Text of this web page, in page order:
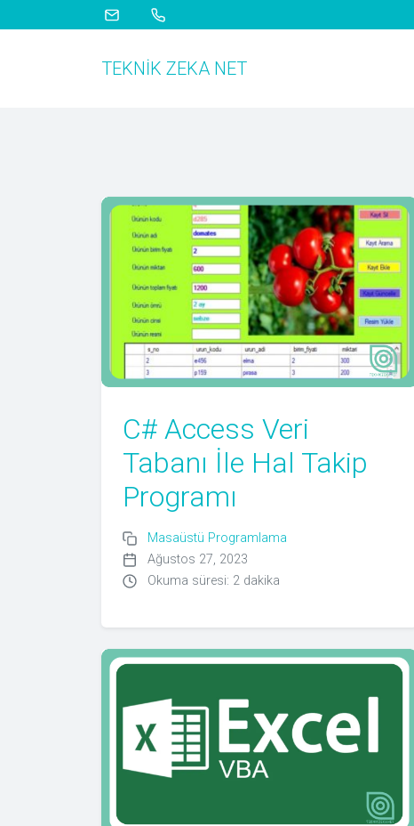
TEKNIK ZEKA NET
C# Access Veri
Tabanı İle Hal Takip
Programı
Masaüstü Programlama
Ağustos 27, 2023
Okuma süresi: 2 dakika